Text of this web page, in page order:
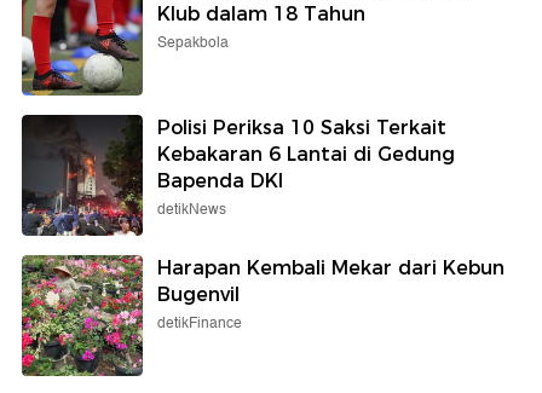
Klub dalam 18 Tahun
Sepakbola
Polisi Periksa 10 Saksi Terkait
Kebakaran 6 Lantai di Gedung
Bapenda DKI
detikNews
Harapan Kembali Mekar dari Kebun
Bugenvil
detikFinance